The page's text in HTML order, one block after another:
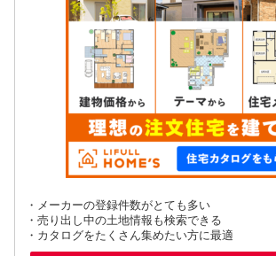
・メーカーの登録件数がとても多い
・売り出し中の土地情報も検索できる
・カタログをたくさん集めたい方に最適